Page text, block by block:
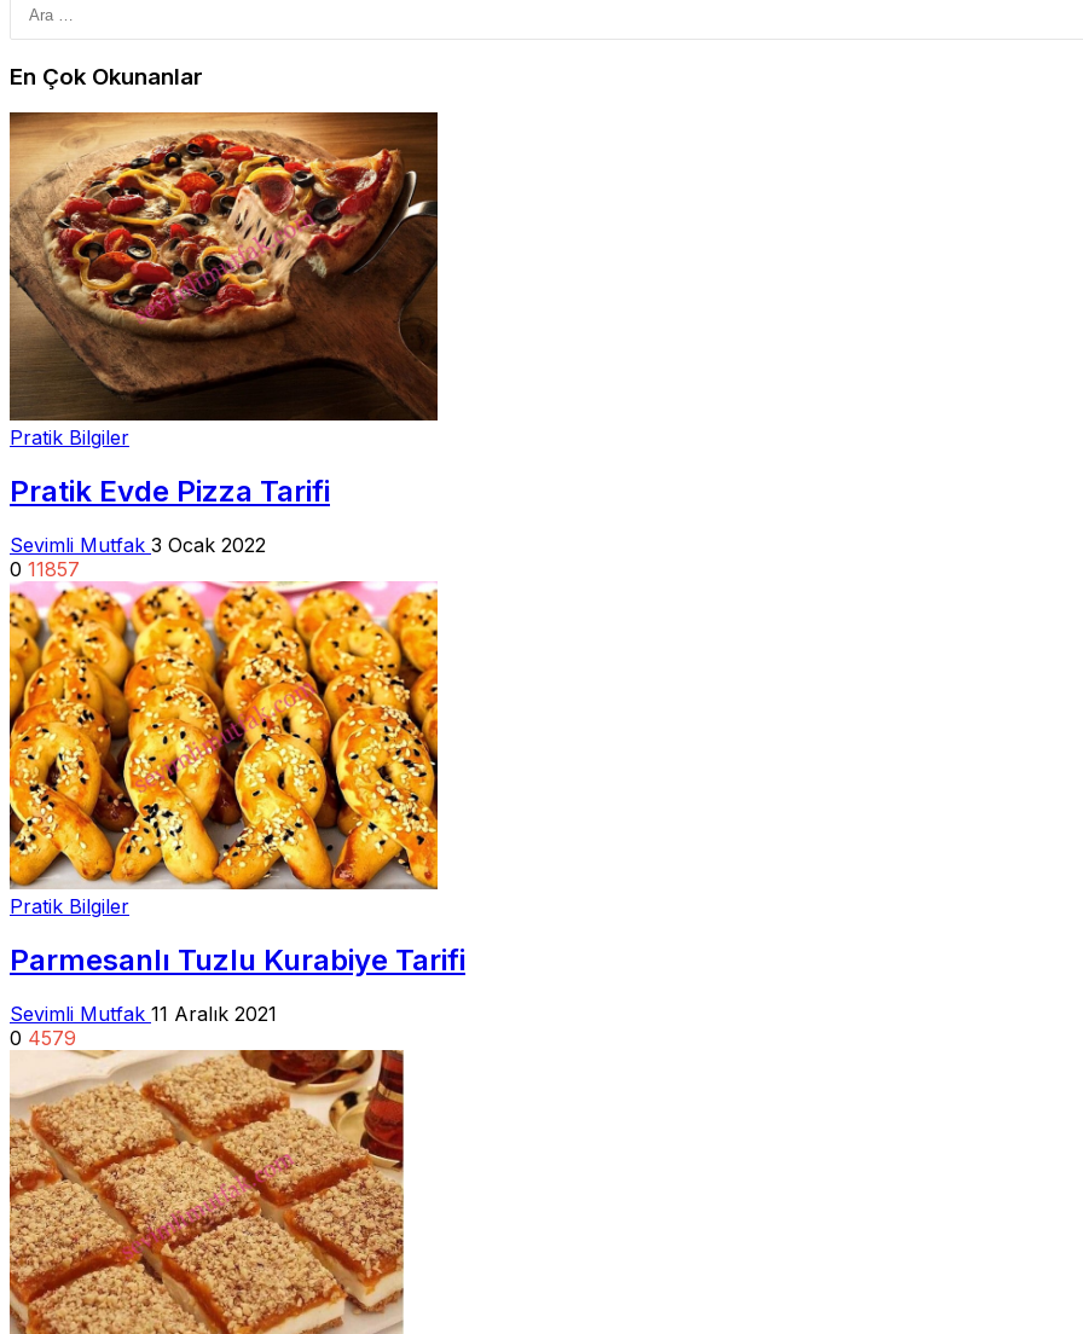
En Çok Okunanlar
Pratik Bilgiler
Pratik Evde Pizza Tarifi
Sevimli Mutfak 3 Ocak 2022
0 11857
Pratik Bilgiler
Parmesanlı Tuzlu Kurabiye Tarifi
Sevimli Mutfak 11 Aralık 2021
0 4579